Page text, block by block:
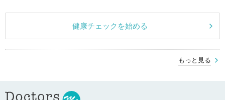
健康チェックを始める
もっと見る